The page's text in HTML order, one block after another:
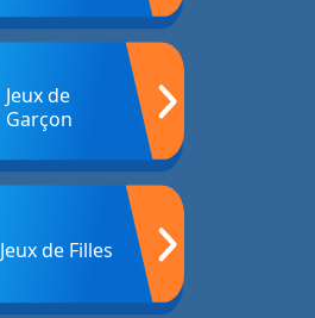
Jeux de
Garçon
Jeux de Filles